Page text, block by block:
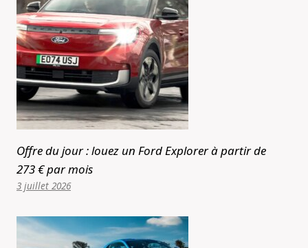
Offre du jour : louez un Ford Explorer à partir de
273 € par mois
3 juillet 2026